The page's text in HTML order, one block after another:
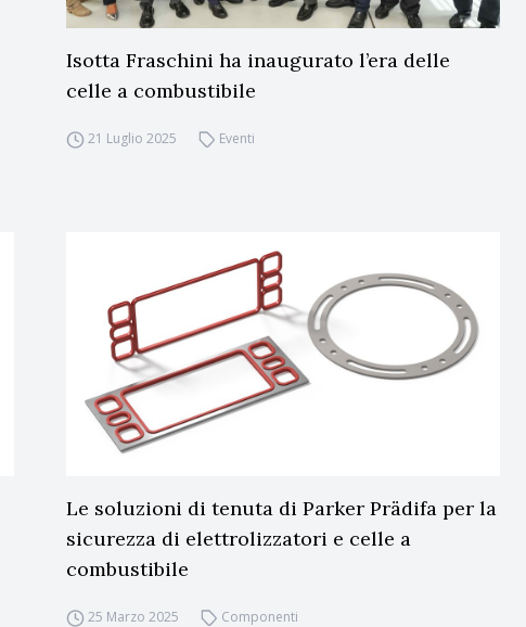
Isotta Fraschini ha inaugurato l’era delle
celle a combustibile
21 Luglio 2025 Eventi
Le soluzioni di tenuta di Parker Prädifa per la
sicurezza di elettrolizzatori e celle a
combustibile
25 Marzo 2025 Componenti